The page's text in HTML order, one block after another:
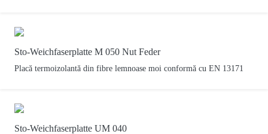
Sto-Weichfaserplatte M 050 Nut Feder
Placă termoizolantă din fibre lemnoase moi conformă cu EN 13171
Sto-Weichfaserplatte UM 040